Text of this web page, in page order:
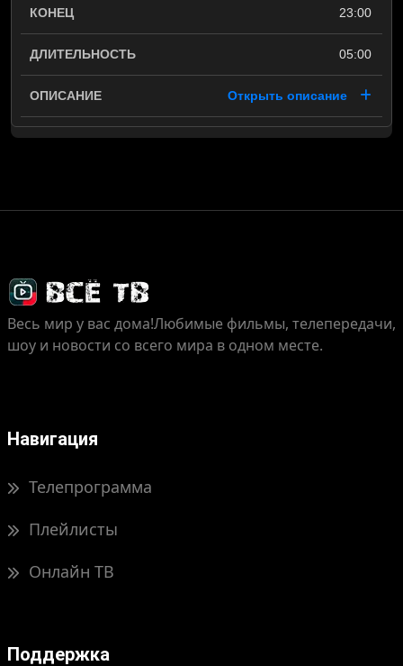
23:00
05:00
Открыть описание
Весь мир у вас дома!Любимые фильмы, телепередачи,
шоу и новости со всего мира в одном месте.
Навигация
Телепрограмма
Плейлисты
Онлайн ТВ
Поддержка